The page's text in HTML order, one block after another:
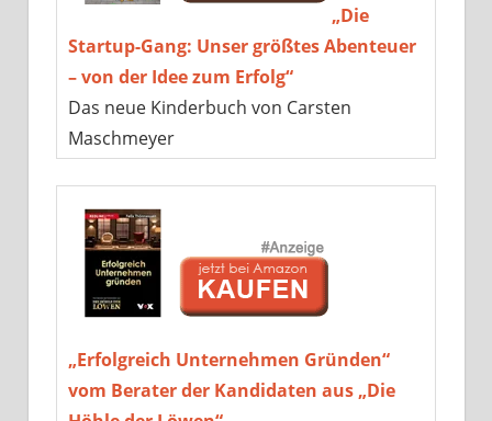
„Die
Startup-Gang: Unser größtes Abenteuer
– von der Idee zum Erfolg“
Das neue Kinderbuch von Carsten
Maschmeyer
„Erfolgreich Unternehmen Gründen“
vom Berater der Kandidaten aus „Die